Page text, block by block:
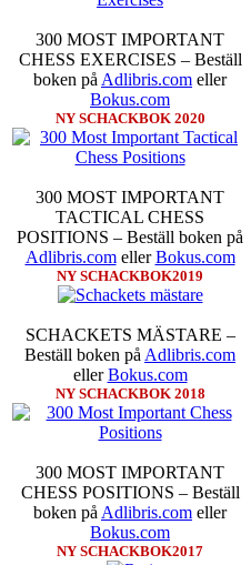
300 MOST IMPORTANT
CHESS EXERCISES – Beställ
boken på Adlibris.com eller
Bokus.com
NY SCHACKBOK 2020
300 MOST IMPORTANT
TACTICAL CHESS
POSITIONS – Beställ boken på
Adlibris.comellerBokus.com
NY SCHACKBOK2019
SCHACKETS MÄSTARE –
Beställ boken på Adlibris.com
ellerBokus.com
NY SCHACKBOK 2018
300 MOST IMPORTANT
CHESS POSITIONS – Beställ
boken på Adlibris.com eller
Bokus.com
NY SCHACKBOK2017